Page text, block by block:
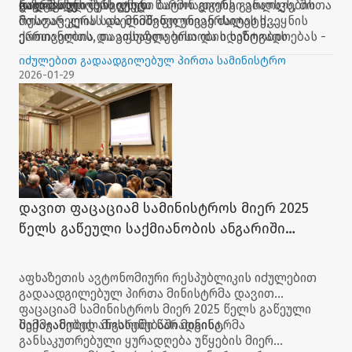
ხაჯიშვილს შეხვდნენ.
გაზრდაზე.
რადგან უნივერსიტეტი წარმოადგენს განათლების
მთავარ კერას და მნიშვნელოვან ძალას ქვეყნის
ერთიანობის, თავისუფლებისა და იდენტობის
შენარჩუნების პროცესში.
დიდ მადლობას ვუხდი ბატონ გიორგი ვოლსკს, შოთა
რუსთაველის სახელმწიფო უნივერსიტეტს,
ქართველთა და აფხაზთა ერთობის საზოგადოებას -
„ერთობა ხვალისთვის“ - მნიშვნელოვანი და
პრინციპულად აუცილებელი პროექტის
წამოწყებისთვის.“ - განაცხადა მინისტრმა დავით
ფაცაციამ.
იძულებით გადაადგილებულ პირთა სამინისტრო
2026-01-29
დავით ფაცაციამ სამინისტროს მიერ 2025
წელს გაწეული საქმიანობის ანგარიში
აფხაზეთის ავტონომიური რესპუბლიკის იძულებით
გადაადგილებულ პირთა მინისტრმა დავით
ფაცაციამ სამინისტროს მიერ 2025 წელს გაწეული
საქმიანობის ანგარიში წარადგინა.
შემაჯამებელ მოხსენებაში მინისტრმა
განსაკუთრებული ყურადღება უწყების მიერ